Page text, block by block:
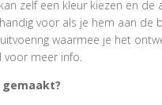
zelf een kleur kiezen en de
voor als je hem aan de
waarmee je het
voor meer info.